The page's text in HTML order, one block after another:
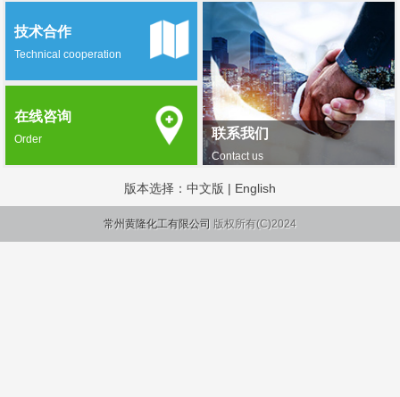
联系我们
Contact us
技术合作
Technical cooperation
在线咨询
Order
版本选择： 中文版 | English
常州黄隆化工有限公司 版权所有(C)2024